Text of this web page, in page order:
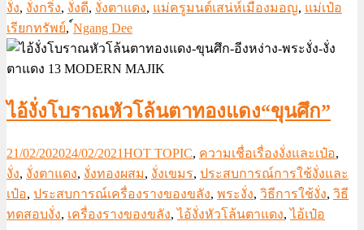
งั่ง, งั่งกริ่ง, งั่งดี, งั่งตาแดง, แม่ครูมนต์เสน่ห์เมืองมอญ, แม่เป๋อ
เรียกทรัพย์, ์Ngang Dee
ไอ้งั่งโบราณหัวโล้นตาทองแดง“ขุนศึก”
21/02/202024/02/2021HOT TOPIC, ความเชื่อเรื่องงั่งและเป๋อ,
งั่ง, งั่งตาแดง, งั่งทองผสม, งั่งเขมร, ประสบการณ์การใช้งั่งและ
เป๋อ, ประสบการณ์เครื่องรางของขลัง, พระงั่ง, วิธีการใช้งั่ง, วิธี
ทดสอบงั่ง, เครื่องรางของขลัง,ไอ้งั่งหัวโล้นตาแดง,ไอ้เป๋อ